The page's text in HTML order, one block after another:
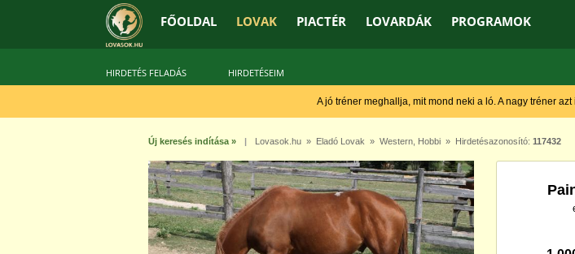
FŐOLDAL LOVAK PIACTÉR LOVARDÁK PROGRAMOK
HIRDETÉS FELADÁS HIRDETÉSEIM
A jó tréner meghallja, mit mond neki a ló. A nagy tréner
Új keresés indítása » | Lovasok.hu » Eladó Lovak » Western Hobbi » Hirdetésazonosító: 117432